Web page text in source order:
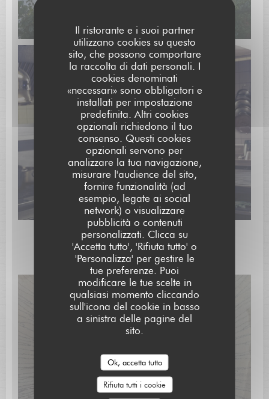
Il ristorante e i suoi partner
utilizzano cookies su questo
sito, che possono comportare
la raccolta di dati personali. I
cookies denominati
«necessari» sono obbligatori e
installati per impostazione
predefinita. Altri cookies
opzionali richiedono il tuo
consenso. Questi cookies
opzionali servono per
analizzare la tua navigazione,
misurare l'audience del sito,
fornire funzionalità (ad
esempio, legate ai social
network) o visualizzare
pubblicità o contenuti
personalizzati. Clicca su
'Accetta tutto', 'Rifiuta tutto' o
'Personalizza' per gestire le
tue preferenze. Puoi
modificare le tue scelte in
qualsiasi momento cliccando
sull'icona del cookie in basso
a sinistra delle pagine del
sito.
Ok, accetta tutto
Rifiuta tutti i cookie
"Coté cuisine"
L'AUBERGE SAINT JEAN